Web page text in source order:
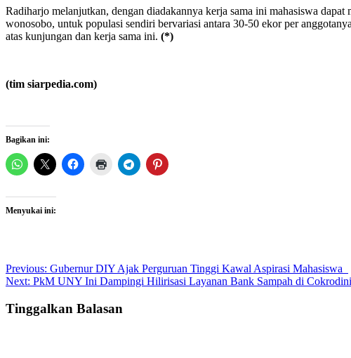
Radiharjo melanjutkan, dengan diadakannya kerja sama ini mahasiswa
wonosobo, untuk populasi sendiri bervariasi antara 30-50 ekor per
atas kunjungan dan kerja sama ini. (*)
(tim siarpedia.com)
Bagikan ini:
Menyukai ini:
Post
navigation
Previous: Gubernur DIY Ajak Perguruan Tinggi Kawal Aspirasi Mahasiswa
Next: PkM UNY Ini Dampingi Hilirisasi Layanan Bank Sampah di
Tinggalkan Balasan